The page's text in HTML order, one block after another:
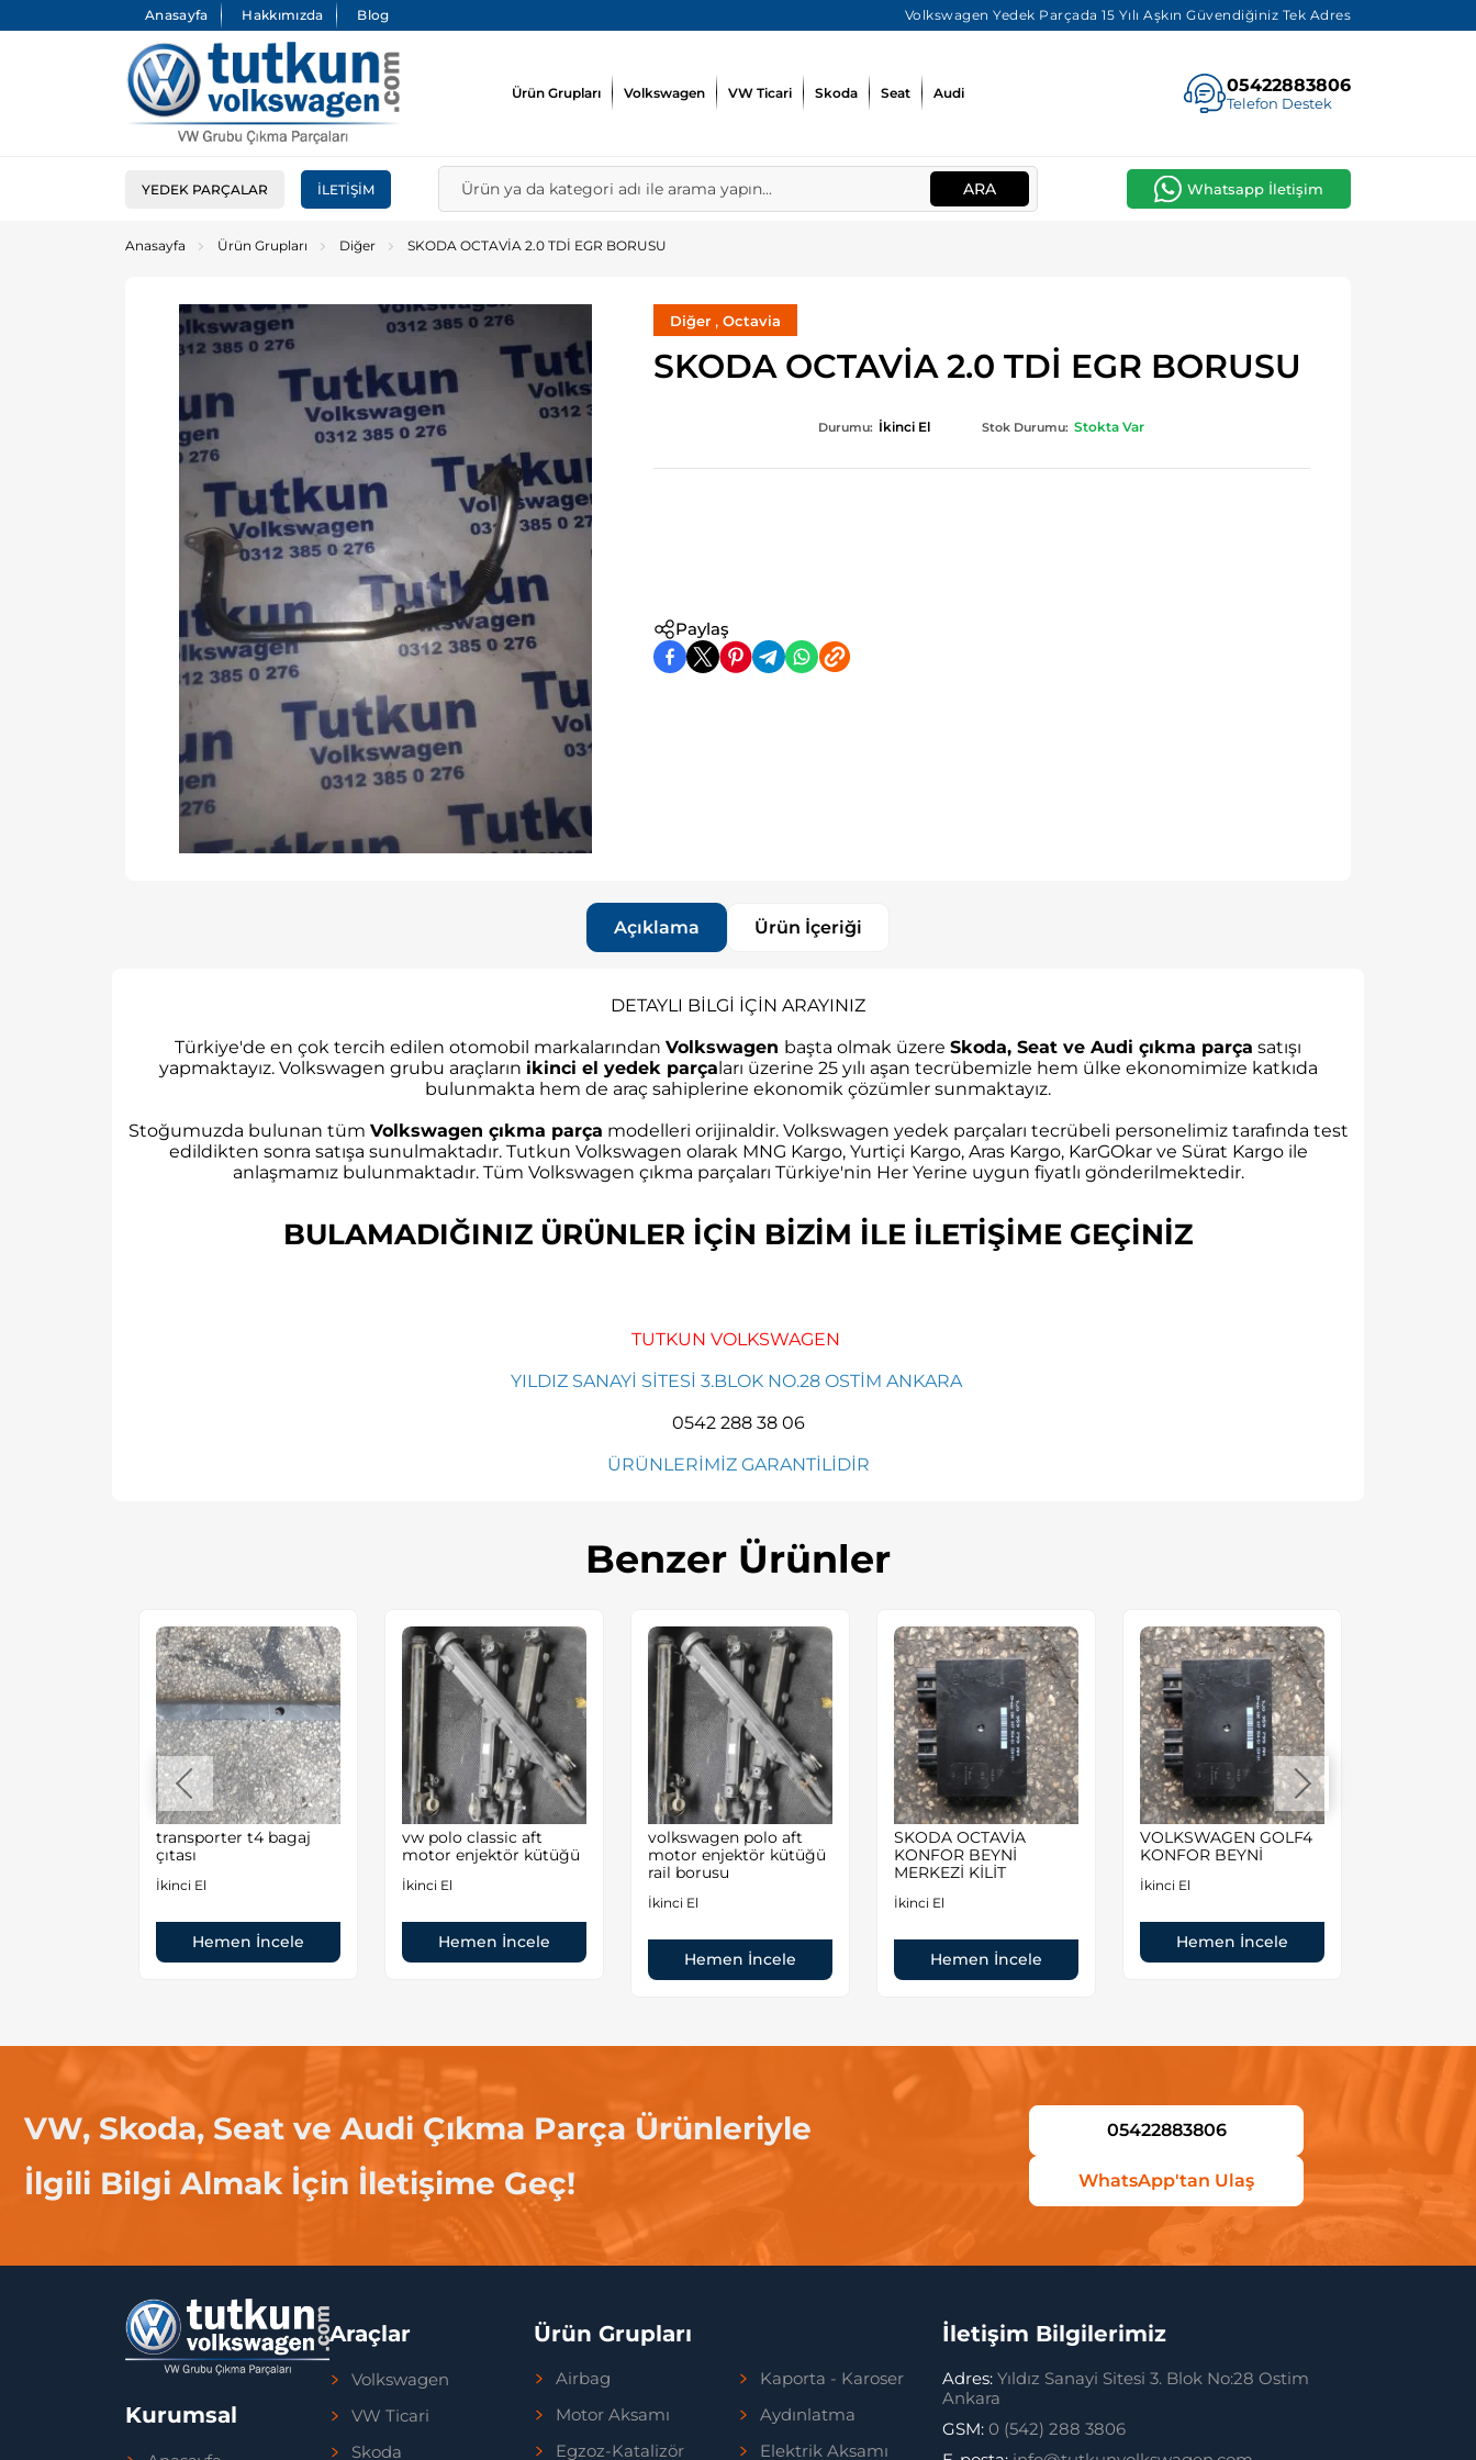
Anasayfa Hakkımızda Blog Volkswagen Yedek Parçada 15 Yılı Aşkın Güvendiğiniz Tek Adres
Ürün Grupları Volkswagen VW Ticari Skoda Seat Audi 05422883806
Telefon Destek
YEDEK PARÇALAR İLETIŞIM ARA Whatsapp İletişim
Anasayfa Ürün Grupları Diğer SKODA OCTAVİA 2.0 TDİ EGR BORUSU
Diğer ,Octavia
SKODA OCTAVİA 2.0 TDİ EGR BORUSU
Durumu: İkinci El Stok Durumu: Stokta Var
Paylaş
Açıklama Ürün İçeriği
DETAYLI BİLGİ İÇİN ARAYINIZ
Türkiye'de en çok tercih edilen otomobil markalarından Volkswagen başta olmak üzere Skoda, Seat ve Audi çıkma parça satışı
yapmaktayız. Volkswagen grubu araçların ikinci el yedek parçaları üzerine 25 yılı aşan tecrübemizle hem ülke ekonomimize katkıda
bulunmakta hem de araç sahiplerine ekonomik çözümler sunmaktayız.
Stoğumuzda bulunan tüm Volkswagen çıkma parça modelleri orijinaldir. Volkswagen yedek parçaları tecrübeli personelimiz tarafında test
edildikten sonra satışa sunulmaktadır. Tutkun Volkswagen olarak MNG Kargo, Yurtiçi Kargo, Aras Kargo, KarGOkar ve Sürat Kargo ile
anlaşmamız bulunmaktadır. Tüm Volkswagen çıkma parçaları Türkiye'nin Her Yerine uygun fiyatlı gönderilmektedir.
BULAMADIĞINIZ ÜRÜNLER İÇİN BİZİM İLE İLETİŞİME GEÇİNİZ​
TUTKUN VOLKSWAGEN
YILDIZ SANAYİ SİTESİ 3.BLOK NO.28 OSTİM ANKARA
0542 288 38 06
ÜRÜNLERİMİZ GARANTİLİDİR
Benzer Ürünler
transporter t4 bagaj
çıtası
İkinci El
Hemen İncele
vw polo classic aft
motor enjektör kütüğü
İkinci El
Hemen İncele
volkswagen polo aft
motor enjektör kütüğü
rail borusu
İkinci El
Hemen İncele
SKODA OCTAVİA
KONFOR BEYNİ
MERKEZİ KİLİT
İkinci El
Hemen İncele
VOLKSWAGEN GOLF4
KONFOR BEYNİ
İkinci El
Hemen İncele
VW, Skoda, Seat ve Audi Çıkma Parça Ürünleriyle
İlgili Bilgi Almak İçin İletişime Geç!
05422883806
WhatsApp'tan Ulaş
Kurumsal
Araçlar
Volkswagen
VW Ticari
Skoda
Ürün Grupları
Airbag
Kaporta - Karoser
Motor Aksamı
Aydınlatma
Egzoz-Katalizör
Elektrik Aksamı
İletişim Bilgilerimiz
Adres: Yıldız Sanayi Sitesi 3. Blok No:28 Ostim
Ankara
GSM: 0 (542) 288 3806